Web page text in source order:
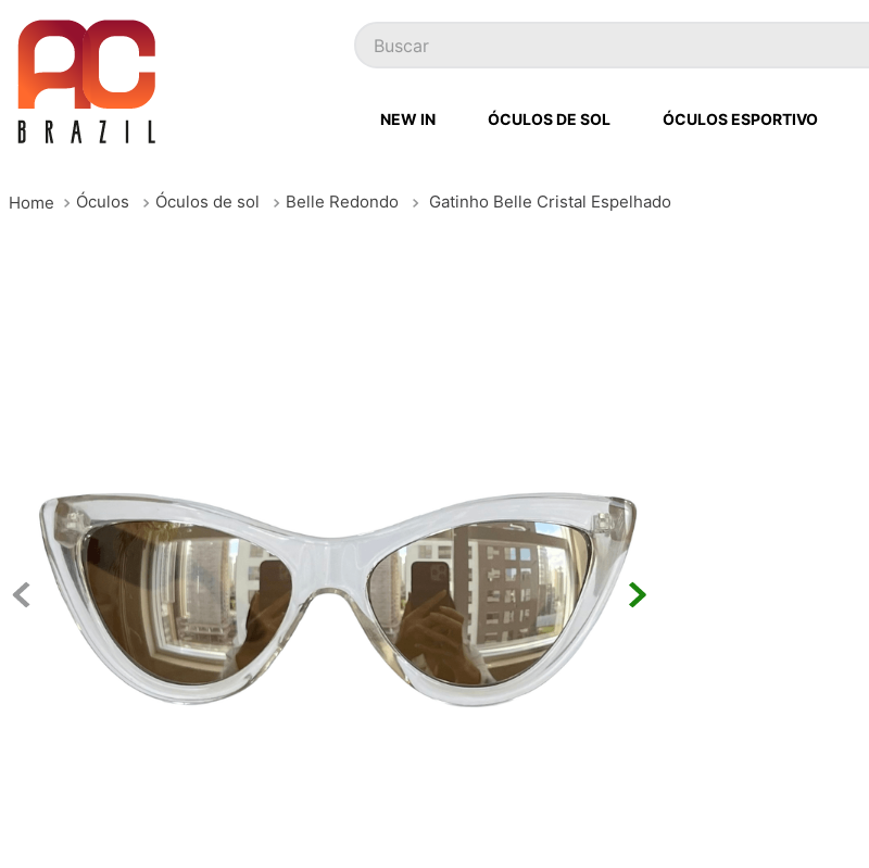
Buscar
NEW IN ÓCULOS DE SOL ÓCULOS ESPORTIVO
Óculos Óculos de sol Belle Redondo Gatinho Belle Cristal Espelhado